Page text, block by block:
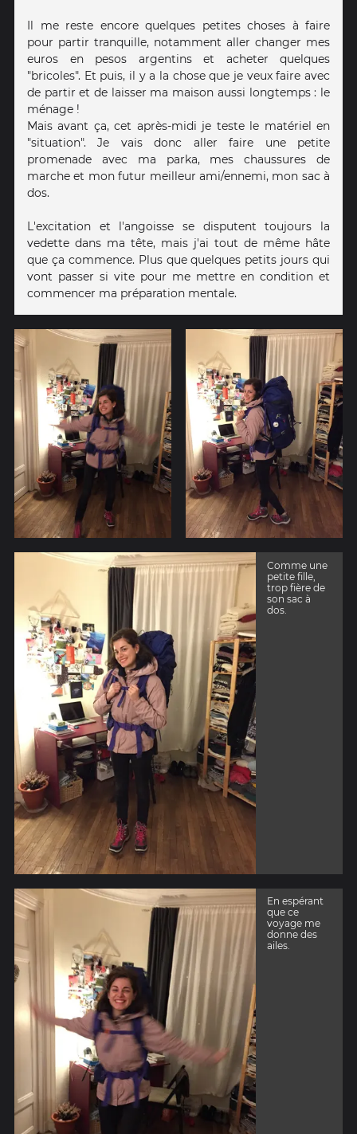
Il me reste encore quelques petites choses à faire
pour partir tranquille, notamment aller changer mes
euros en pesos argentins et acheter quelques
"bricoles". Et puis, il y a la chose que je veux faire avec
de partir et de laisser ma maison aussi longtemps : le
ménage !
Mais avant ça, cet après-midi je teste le matériel en
"situation". Je vais donc aller faire une petite
promenade avec ma parka, mes chaussures de
marche et mon futur meilleur ami/ennemi, mon sac à
dos.
L'excitation et l'angoisse se disputent toujours la
vedette dans ma tête, mais j'ai tout de même hâte
que ça commence. Plus que quelques petits jours qui
vont passer si vite pour me mettre en condition et
commencer ma préparation mentale.
Comme une
petite fille,
trop fière de
son sac à
dos.
En espérant
que ce
voyage me
donne des
ailes.